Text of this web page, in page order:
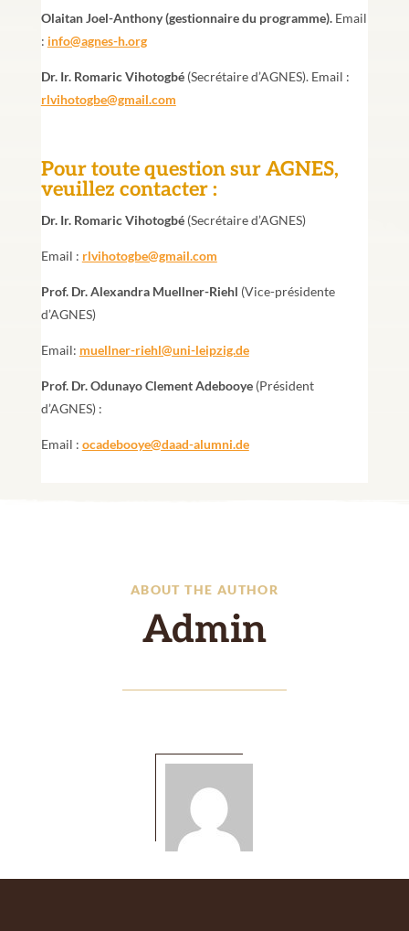
Olaitan Joel-Anthony (gestionnaire du programme). Email
: info@agnes-h.org
Dr. Ir. Romaric Vihotogbé(Secrétaire d’AGNES). Email :
rlvihotogbe@gmail.com
Pour toute question sur AGNES,
veuillez contacter :
Dr. Ir. Romaric Vihotogbé(Secrétaire d’AGNES)
Email : rlvihotogbe@gmail.com
Prof. Dr. Alexandra Muellner-Riehl (Vice-présidente
d’AGNES)
Email: muellner-riehl@uni-leipzig.de
Prof. Dr. Odunayo Clement Adebooye(Président
d’AGNES) :
Email : ocadebooye@daad-alumni.de
ABOUT THE AUTHOR
Admin